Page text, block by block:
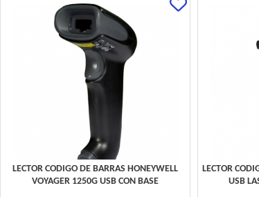
LECTOR CODIGO DE BARRAS HONEYWELL
VOYAGER 1250G USB CON BASE
LECTOR
USB